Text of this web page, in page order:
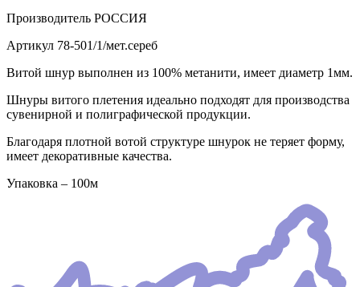
Производитель РОССИЯ
Артикул 78-501/1/мет.сереб
Витой шнур выполнен из 100% метанити, имеет диаметр 1мм.
Шнуры витого плетения идеально подходят для производства
сувенирной и полиграфической продукции.
Благодаря плотной вотой структуре шнурок не теряет форму,
имеет декоративные качества.
Упаковка – 100м